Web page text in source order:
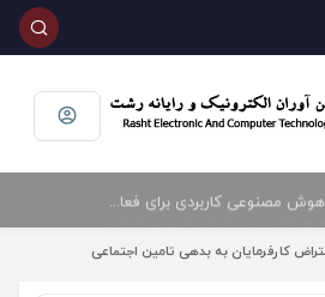
امضای تفاهمنامه همکاری بین اتحادیه صنف فناوران الکترونیک و رایانه شهرستان رشت و پارک علم و فناوری گیلان
کارفرمایان به بدهی تامین اجتماعی